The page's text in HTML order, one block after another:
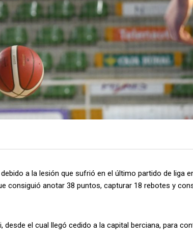
a la lesión que sufrió en el último partido de liga
consiguió anotar 38 puntos, capturar 18 rebotes y
el cual llegó cedido a la capital berciana, para